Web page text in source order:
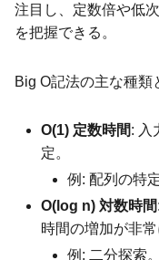
注目し、定数倍や低
を把握できる。
Big O記法の主な種類
O(1) 定数時間: 入
定。
例: 配列の特
O(log n) 対数時間
時間の増加が非常
例: 二分探索。